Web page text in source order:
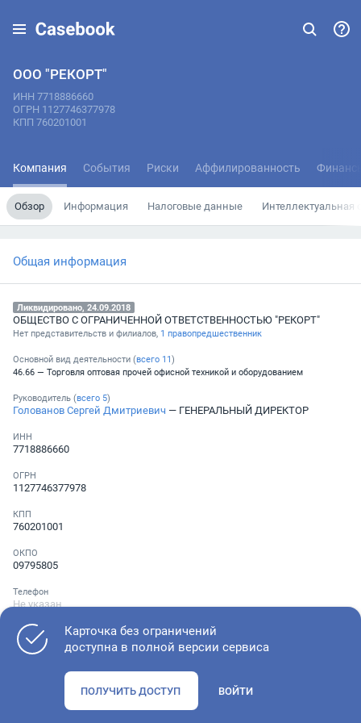
ООО "РЕКОРТ"
ИНН 7718886660
ОГРН 1127746377978
КПП 760201001
Компания События Риски Аффилированность
Обзор Информация Налоговые данные Интеллектуальная
Общая информация
Ликвидировано, 24.09.2018
ОБЩЕСТВО С ОГРАНИЧЕННОЙ ОТВЕТСТВЕННОСТЬЮ "РЕКОРТ"
Нет представительств и филиалов, 1 правопредшественник
Основной вид деятельности (всего 11)
46.66 — Торговля оптовая прочей офисной техникой и оборудованием
Руководитель (всего 5)
Голованов Сергей Дмитриевич — ГЕНЕРАЛЬНЫЙ ДИРЕКТОР
ИНН
7718886660
ОГРН
1127746377978
КПП
760201001
ОКПО
09795805
Телефон
Не указан
Проверьте учредительные документы, адрес регистрации и
Карточка без ограничений
доступна в полной версии сервиса
ПОЛУЧИТЬ ДОСТУП ВОЙТИ